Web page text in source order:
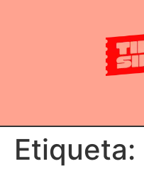
Etiqueta: